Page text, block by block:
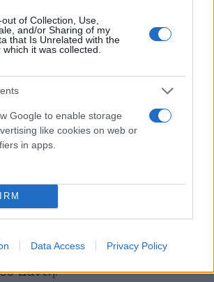
of Collection, Use,
and/or Sharing of my
that Is Unrelated with the
it was collected.
Google to enable storage
like cookies on web or
in apps.
Data Access Privacy Policy
από εκείνη την ώρα που
ένα είναι σίγουρο πώς θα
γλυκό χαμόγελο και τη γλυκιά
τον καθένα απ’ όσους γνώριζε.
θυμάμαι την όμορφη φωνή της,
από το χώρο μας αλλά και τη
κορίτσι μου» ήταν τα συγκινητικά
Δάντη.